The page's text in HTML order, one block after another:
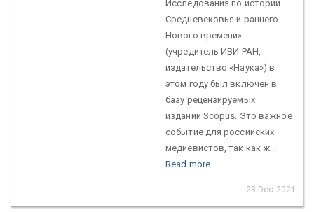
Исследования по истории
Средневековья и раннего
Нового времени»
(учредитель ИВИ РАН,
издательство «Наука») в
этом году был включен в
базу рецензируемых
изданий Scopus. Это важное
событие для российских
медиевистов, так как ж...
Read more
23 Dec 2021